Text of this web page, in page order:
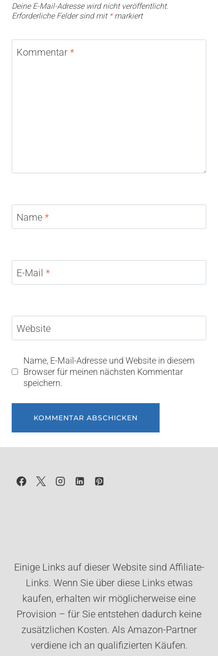
Deine E-Mail-Adresse wird nicht veröffentlicht.
Erforderliche Felder sind mit *markiert
Kommentar *
Name *
E-Mail *
Website
Name, E-Mail-Adresse und Website in diesem
Browser für meinen nächsten Kommentar
speichern.
Einige Links auf dieser Website sind Affiliate-
Links. Wenn Sie über diese Links etwas
kaufen, erhalten wir möglicherweise eine
Provision – für Sie entstehen dadurch keine
zusätzlichen Kosten. Als Amazon-Partner
verdiene ich an qualifizierten Käufen.